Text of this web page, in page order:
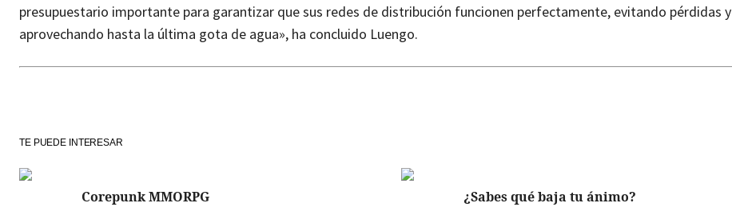
presupuestario importante para garantizar que sus redes de distribución funcionen perfectamente, evitando pérdidas y
aprovechando hasta la última gota de agua», ha concluido Luengo.
TE PUEDE INTERESAR
Corepunk MMORPG ¿Sabes qué baja tu ánimo?